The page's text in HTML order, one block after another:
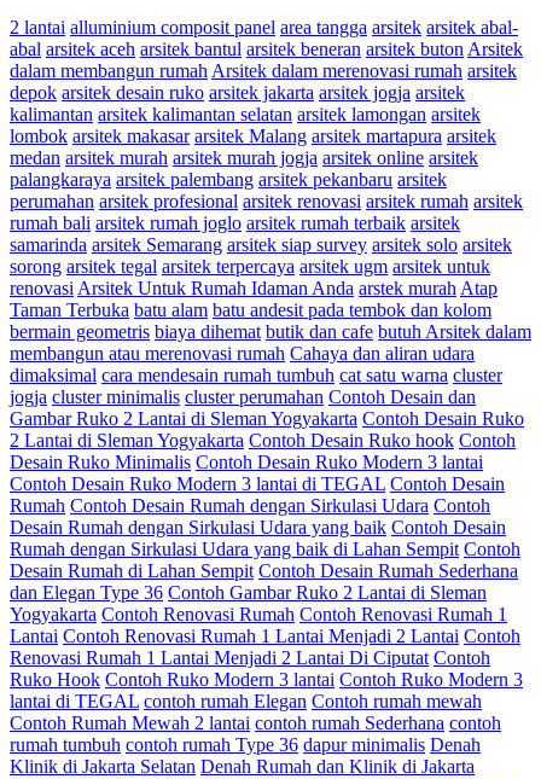
2 lantai alluminium composit panel area tangga arsitek arsitek abal-
abal arsitek aceh arsitek bantul arsitek beneran arsitek buton Arsitek
dalam membangun rumah Arsitek dalam merenovasi rumah arsitek
depok arsitek desain ruko arsitek jakarta arsitek jogja arsitek
kalimantan arsitek kalimantan selatan arsitek lamongan arsitek
lombok arsitek makasar arsitek Malang arsitek martapura arsitek
medan arsitek murah arsitek murah jogja arsitek online arsitek
palangkaraya arsitek palembang arsitek pekanbaru arsitek
perumahan arsitek profesional arsitek renovasi arsitek rumah arsitek
rumah bali arsitek rumah joglo arsitek rumah terbaik arsitek
samarinda arsitek Semarang arsitek siap survey arsitek solo arsitek
sorong arsitek tegal arsitek terpercaya arsitek ugm arsitek untuk
renovasi Arsitek Untuk Rumah Idaman Anda arstek murah Atap
Taman Terbuka batu alam batu andesit pada tembok dan kolom
bermain geometris biaya dihemat butik dan cafe butuh Arsitek dalam
membangun atau merenovasi rumah Cahaya dan aliran udara
dimaksimal cara mendesain rumah tumbuh cat satu warna cluster
jogja cluster minimalis cluster perumahan Contoh Desain dan
Gambar Ruko 2 Lantai di Sleman Yogyakarta Contoh Desain Ruko
2 Lantai di Sleman Yogyakarta Contoh Desain Ruko hook Contoh
Desain Ruko Minimalis Contoh Desain Ruko Modern 3 lantai
Contoh Desain Ruko Modern 3 lantai di TEGAL Contoh Desain
Rumah Contoh Desain Rumah dengan Sirkulasi Udara Contoh
Desain Rumah dengan Sirkulasi Udara yang baik Contoh Desain
Rumah dengan Sirkulasi Udara yang baik di Lahan Sempit Contoh
Desain Rumah di Lahan Sempit Contoh Desain Rumah Sederhana
dan Elegan Type 36 Contoh Gambar Ruko 2 Lantai di Sleman
Yogyakarta Contoh Renovasi Rumah Contoh Renovasi Rumah 1
Lantai Contoh Renovasi Rumah 1 Lantai Menjadi 2 Lantai Contoh
Renovasi Rumah 1 Lantai Menjadi 2 Lantai Di Ciputat Contoh
Ruko Hook Contoh Ruko Modern 3 lantai Contoh Ruko Modern 3
lantai di TEGAL contoh rumah Elegan Contoh rumah mewah
Contoh Rumah Mewah 2 lantai contoh rumah Sederhana contoh
rumah tumbuh contoh rumah Type 36 dapur minimalis Denah
Klinik di Jakarta Selatan Denah Rumah dan Klinik di Jakarta